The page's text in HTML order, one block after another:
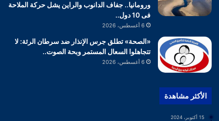
ورومانيا.. جفاف الدانوب والراين يشل حركة الملاحة
فى 10 دول..
6 أغسطس، 2026
«الصحة» تطلق جرس الإنذار ضد سرطان الرئة: لا
تتجاهلوا السعال المستمر وبحة الصوت..
6 أغسطس، 2026
الأكثر مشاهدة
15 أكتوبر، 2024